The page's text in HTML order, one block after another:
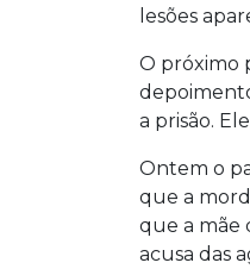
lesões
O próximo
a prisão.
Ontem o
que a
que a mãe
acusa das